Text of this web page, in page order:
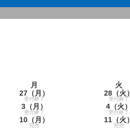
月 火
27 （月）
受付終了
28 （火）
受付終了
3 （月）
受付終了
4 （火）
受付終了
10 （月）
完売
11 （火）
完売